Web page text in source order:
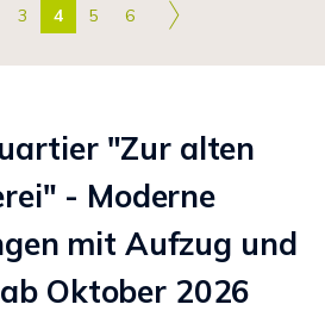
3 4 5 6
"Zur alten
- Moderne
mit Aufzug und
Oktober 2026